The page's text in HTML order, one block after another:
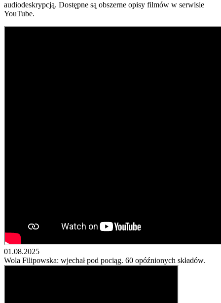
audiodeskrypcją. Dostępne są obszerne opisy filmów w serwisie
YouTube.
01.08.2025
Wola Filipowska: wjechał pod pociąg. 60 opóźnionych składów.